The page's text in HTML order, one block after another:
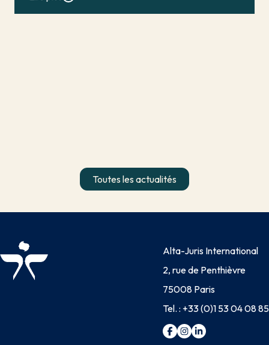
Toutes les actualités
Alta-Juris International
2, rue de Penthièvre
75008 Paris
Tel. : +33 (0)1 53 04 08 85